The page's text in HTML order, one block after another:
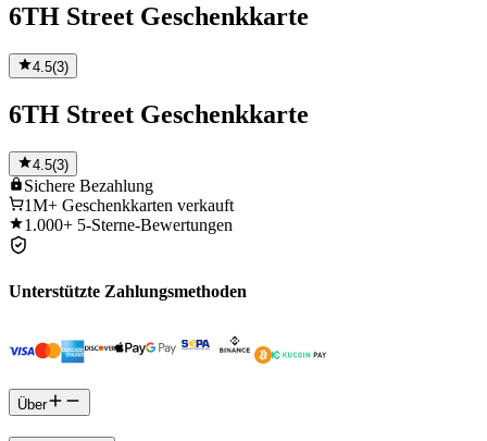
6TH Street Geschenkkarte
4.5(3)
6TH Street Geschenkkarte
4.5(3)
Sichere Bezahlung
1M+ Geschenkkarten verkauft
1.000+ 5-Sterne-Bewertungen
Unterstützte Zahlungsmethoden
Über